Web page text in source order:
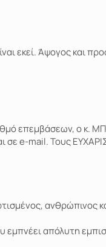
εκεί. Άψογος και
επεμβάσεων, ο κ.
σε e-mail. Τους
ανθρώπινος
εμπνέει απόλυτη